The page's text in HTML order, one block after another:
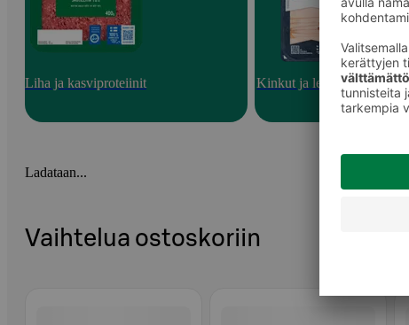
Liha ja kasviproteiinit Kinkut ja leikkeleet
Ladataan...
Vaihtelua ostoskoriin